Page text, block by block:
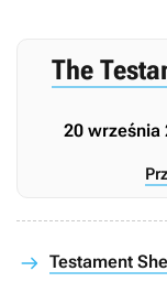
The
20 września
Testament